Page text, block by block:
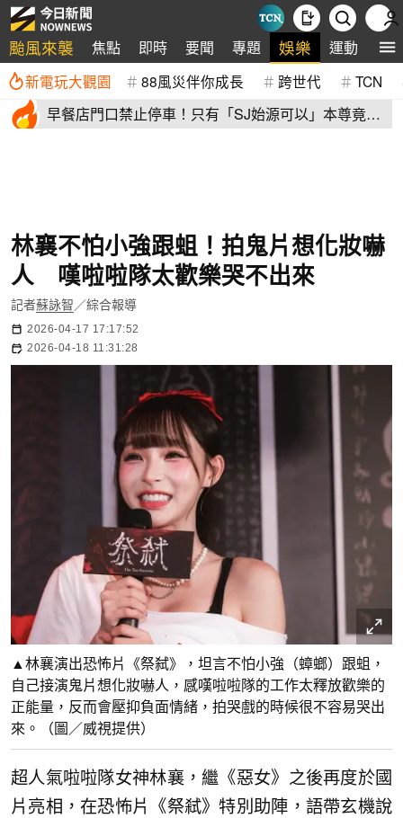
颱風來襲 焦點 即時 要聞 專題 娛樂 運動 全
新電玩大觀園 88風災伴你成長 跨世代 TCN
早餐店門口禁止停車！只有「SJ始源可以」本尊竟開
林襄不怕小強跟蛆！拍鬼片想化妝嚇
人 嘆啦啦隊太歡樂哭不出來
記者蘇詠智 ／綜合報導
2026-04-17 17:17:52
2026-04-18 11:31:28
▲林襄演出恐怖片《祭弑》，坦言不怕小強（蟑螂）跟蛆，
自己接演鬼片想化妝嚇人，感嘆啦啦隊的工作太釋放歡樂的
正能量，反而會壓抑負面情緒，拍哭戲的時候很不容易哭出
來。（圖／威視提供）
超人氣啦啦隊女神林襄，繼《惡女》之後再度於國
片亮相，在恐怖片《祭弒》特別助陣，語帶玄機說